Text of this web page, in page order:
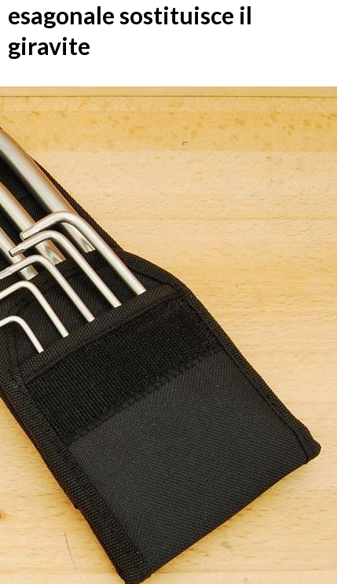
esagonale sostituisce il
giravite